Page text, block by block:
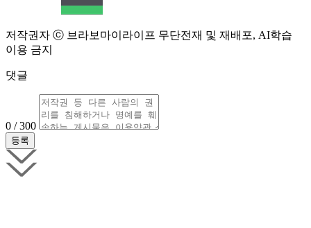
저작권자 ⓒ 브라보마이라이프 무단전재 및 재배포, AI학습
이용 금지
댓글
0 / 300